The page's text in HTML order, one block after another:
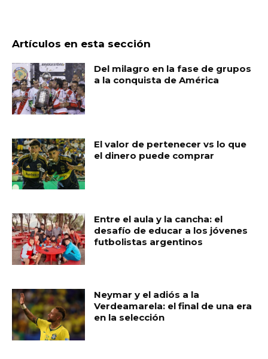
Artículos en esta sección
Del milagro en la fase de grupos
a la conquista de América
El valor de pertenecer vs lo que
el dinero puede comprar
Entre el aula y la cancha: el
desafío de educar a los jóvenes
futbolistas argentinos
Neymar y el adiós a la
Verdeamarela: el final de una era
en la selección